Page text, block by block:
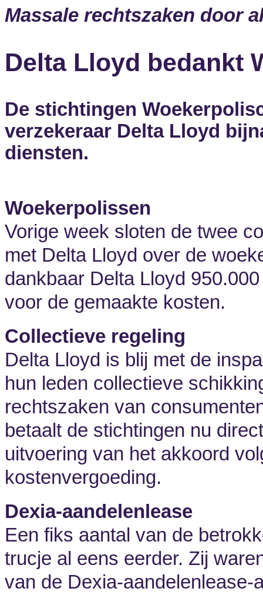
Massale rechtszaken door
Delta Lloyd bedankt
De stichtingen
verzekeraar Delta Lloyd
diensten.
Woekerpolissen
Vorige week sloten de twee
met Delta Lloyd over de
dankbaar Delta Lloyd
voor de gemaakte kosten.
Collectieve regeling
Delta Lloyd is blij met de
hun leden collectieve
rechtszaken van
betaalt de stichtingen nu
uitvoering van het akkoord
kostenvergoeding.
Dexia-aandelenlease
Een fiks aantal van de
trucje al eens eerder. Zij
van de Dexia-aandelenlease-